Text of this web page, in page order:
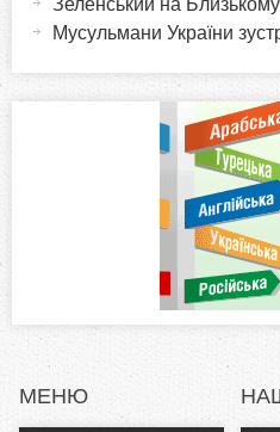
i
l
н
а
Зеленський на Близькому
Мусульмани України
МЕНЮ